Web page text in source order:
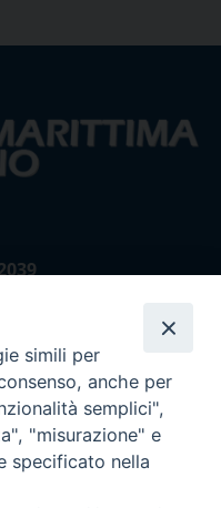
0565 32036
simili per
anche per
semplici",
"misurazione" e
specificato nella